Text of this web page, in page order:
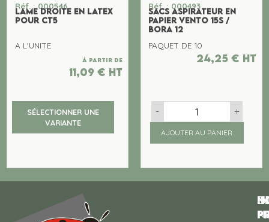
Réf. : 000546
LAME DROITE EN LATEX
POUR CT5
A L'UNITE
À partir de
11,09 € ht
SÉLECTIONNER UNE
VARIANTE
Réf. : 000493
SACS ASPIRATEUR EN
PAPIER VENTO 15S /
BORA 12
PAQUET DE 10
24,25 € ht
- +
AJOUTER AU PANIER